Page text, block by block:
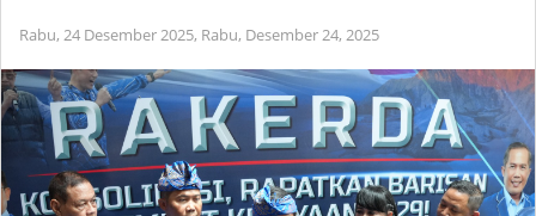
Rabu, 24 Desember 2025, Rabu, Desember 24, 2025